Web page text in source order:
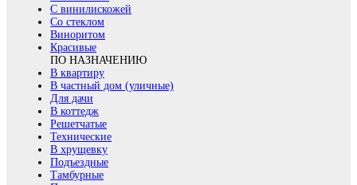
С винилискожей
Со стеклом
Виноритом
Красивые
ПО НАЗНАЧЕНИЮ
В квартиру
В частный дом (уличные)
Для дачи
В коттедж
Решетчатые
Технические
В хрущевку
Подъездные
Тамбурные